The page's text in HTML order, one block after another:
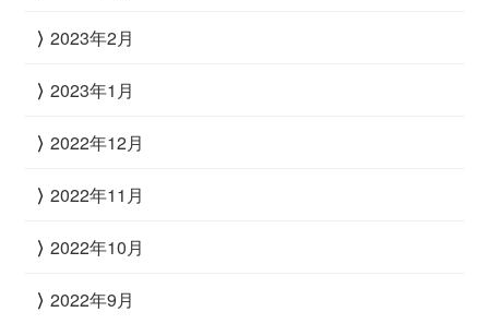
2023年2月
2023年1月
2022年12月
2022年11月
2022年10月
2022年9月